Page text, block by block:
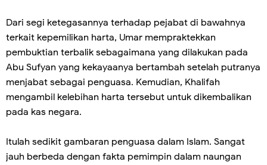
Dari segi ketegasannya terhadap pejabat di bawahnya
terkait kepemilikan harta, Umar mempraktekkan
pembuktian terbalik sebagaimana yang dilakukan pada
Abu Sufyan yang kekayaanya bertambah setelah putranya
menjabat sebagai penguasa. Kemudian, Khalifah
mengambil kelebihan harta tersebut untuk dikembalikan
pada kas negara.
Itulah sedikit gambaran penguasa dalam Islam. Sangat
jauh berbeda dengan fakta pemimpin dalam naungan